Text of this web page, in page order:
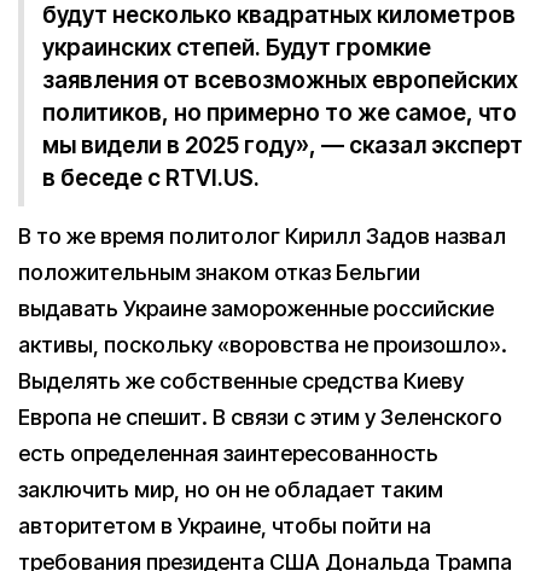
будут несколько квадратных километров
украинских степей. Будут громкие
заявления от всевозможных европейских
политиков, но примерно то же самое, что
мы видели в 2025 году», — сказал эксперт
в беседе с RTVI.US.
В то же время политолог Кирилл Задов назвал
положительным знаком отказ Бельгии
выдавать Украине замороженные российские
активы, поскольку «воровства не произошло».
Выделять же собственные средства Киеву
Европа не спешит. В связи с этим у Зеленского
есть определенная заинтересованность
заключить мир, но он не обладает таким
авторитетом в Украине, чтобы пойти на
требования президента США Дональда Трампа